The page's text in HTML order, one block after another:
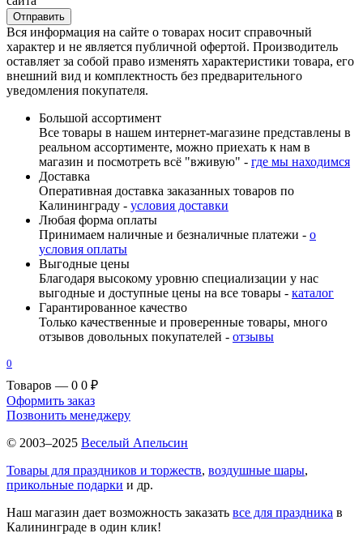
Вся информация на сайте о товарах носит справочный
характер и не является публичной офертой. Производитель
оставляет за собой право изменять характеристики товара, его
внешний вид и комплектность без предварительного
уведомления покупателя.
Большой ассортимент
Все товары в нашем интернет-магазине представлены в
реальном ассортименте, можно приехать к нам в
магазин и посмотреть всё "вживую" - где мы находимся
Доставка
Оперативная доставка заказанных товаров по
Калининграду - условия доставки
Любая форма оплаты
Принимаем наличные и безналичные платежи - о
условия оплаты
Выгодные цены
Благодаря высокому уровню специализации у нас
выгодные и доступные цены на все товары - каталог
Гарантированное качество
Только качественные и проверенные товары, много
отзывов довольных покупателей - отзывы
0
Товаров — 0 0 ₽
Оформить заказ
Позвонить менеджеру
© 2003–2025 Веселый Апельсин
Товары для праздников и торжеств, воздушные шары,
прикольные подарки и др.
Наш магазин дает возможность заказать все для праздника в
Калининграде в один клик!